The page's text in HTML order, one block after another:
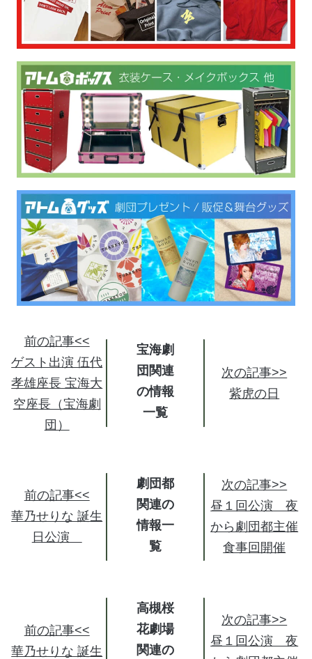
前の記事<<
ゲスト出演 伍代
孝雄座長 宝海大
空座長（宝海劇
団）
宝海劇
団関連
の情報
次の記事>>
紫虎の日
前の記事<<
華乃せりな 誕生
日公演
劇団都
関連の
情報
次の記事>>
昼１回公演 夜
から劇団都主催
食事回開催
前の記事<<
華乃せりな 誕生
高槻桜
花劇場
関連の
次の記事>>
昼１回公演 夜